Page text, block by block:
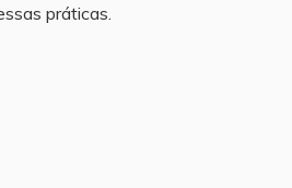
práticas.